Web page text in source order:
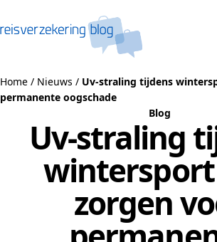
Home / Nieuws / Uv-straling tijdens
permanente oogschade
Blog
Uv-straling
zorgen